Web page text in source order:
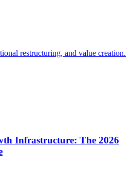
restructuring, and value creation.
Infrastructure: The 2026